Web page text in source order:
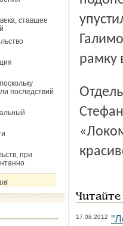
ставшее
последствий
при
рамку
Отдельных слов заслуживает игра ярославского вратаря
17.08.2012